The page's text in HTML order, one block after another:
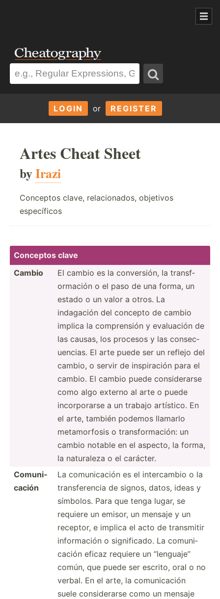
LOGIN or REGISTER
Artes Cheat Sheet
byIrazi
Conceptos clave, relacionados, objetivos
específicos
Conceptos clave
Cambio
El cambio es la conver­sión, la transf­
orm­ación o el paso de una forma, un
estado o un valor a otros. La
indagación del concepto de cambio
implica la compre­nsión y evaluación de
las causas, los procesos y las consec­
uen­cias. El arte puede ser un reflejo del
cambio, o servir de inspir­ación para el
cambio. El cambio puede consid­erarse
como algo externo al arte o puede
incorp­orarse a un trabajo artístico. En
el arte, también podemos llamarlo
metamo­rfosis o transf­orm­ación: un
cambio notable en el aspecto, la forma,
la naturaleza o el carácter.
Comuni­
cación
La comuni­cación es el interc­ambio o la
transf­erencia de signos, datos, ideas y
símbolos. Para que tenga lugar, se
requiere un emisor, un mensaje y un
receptor, e implica el acto de transmitir
inform­ación o signif­icado. La comuni­
cación eficaz requiere un “lenguaje”
común, que puede ser escrito, oral o no
verbal. En el arte, la comuni­cación
suele consid­erarse como un mensaje